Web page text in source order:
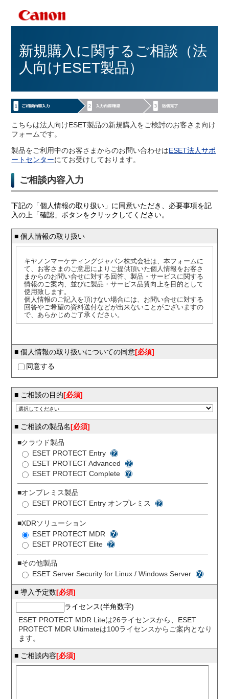
新規購入に関するご相談（法
人向けESET製品）
こちらは法人向けESET製品の新規購入をご検討のお客さま向け
フォームです。
製品をご利用中のお客さまからのお問い合わせはESET法人サポ
ートセンターにてお受けしております。
ご相談内容入力
下記の「個人情報の取り扱い」に同意いただき、必要事項を記
入の上「確認」ボタンをクリックしてください。
■ 個人情報の取り扱い
キヤノンマーケティングジャパン株式会社は、本フォームに
て、お客さまのご意思によりご提供頂いた個人情報をお客さ
まからのお問い合せに対する回答、製品・サービスに関する
情報のご案内、並びに製品・サービス品質向上を目的として
使用致します。
個人情報のご記入を頂けない場合には、お問い合せに対する
回答やご希望の資料送付などが出来ないことがございますの
で、あらかじめご了承ください。
合を除き、お客さまの同意なく、第三者への個人情報の開
示・提供を致しません。
・法令に基づく場合
・上記利用目的を実施する為に、適切な機密保持契約を締結
・上記利用目的の範囲内で利用する為に、ご提供頂いた個人
情報の全ての項目について弊社グループ会社に、書面もしく
は電子媒体で提供する場合
ご提供頂いた個人情報の管理者は、キヤノンマーケティング
ジャパン株式会社 セキュリティソリューション企画本部 セ
キュリティソリューション事業推進部 部長です。
お客さまご自身の個人情報の開示・訂正・削除を希望される
場合には、下記宛にご連絡下さい。
【お問い合せ先】
ESET法人向け製品サポートセンター
TEL 0570-057-230
■ 個人情報の取り扱いについての同意[必須]
同意する
■ ご相談の目的[必須]
■ ご相談の製品名[必須]
■クラウド製品
ESET PROTECT Entry
ESET PROTECT Advanced
ESET PROTECT Complete
■オンプレミス製品
ESET PROTECT Entry オンプレミス
■XDRソリューション
ESET PROTECT MDR
ESET PROTECT Elite
■その他製品
ESET Server Security for Linux / Windows Server
■ 導入予定数[必須]
ライセンス(半角数字)
ESET PROTECT MDR Liteは26ライセンスから、ESET
PROTECT MDR Ultimateは100ライセンスからご案内となり
ます。
■ ご相談内容[必須]